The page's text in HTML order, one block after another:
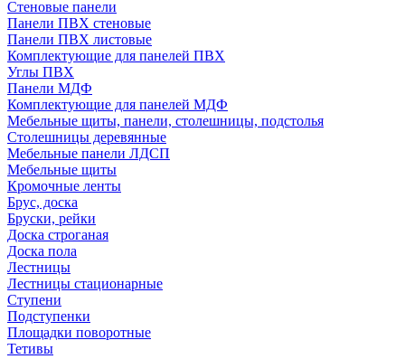
Стеновые панели
Панели ПВХ стеновые
Панели ПВХ листовые
Комплектующие для панелей ПВХ
Углы ПВХ
Панели МДФ
Комплектующие для панелей МДФ
Мебельные щиты, панели, столешницы, подстолья
Столешницы деревянные
Мебельные панели ЛДСП
Мебельные щиты
Кромочные ленты
Брус, доска
Бруски, рейки
Доска строганая
Доска пола
Лестницы
Лестницы стационарные
Ступени
Подступенки
Площадки поворотные
Тетивы